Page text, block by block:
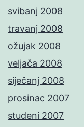
svibanj 2008
travanj 2008
ožujak 2008
veljača 2008
siječanj 2008
prosinac 2007
studeni 2007